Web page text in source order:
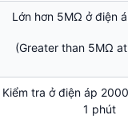
Lớn hơn 5MΩ ở điện
(Greater than 5MΩ
Kiểm tra ở điện áp
1 phút